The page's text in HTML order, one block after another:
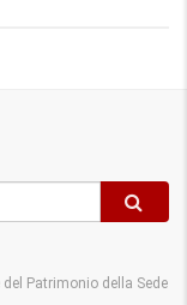
Patrimonio della Sede